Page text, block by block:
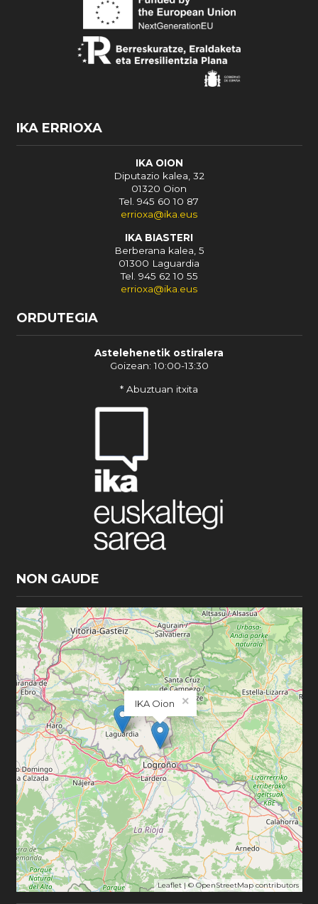
IKA ERRIOXA
IKA OION
Diputazio kalea, 32
01320 Oion
Tel. 945 60 10 87
errioxa@ika.eus
IKA BIASTERI
Berberana kalea, 5
01300 Laguardia
Tel. 945 62 10 55
errioxa@ika.eus
ORDUTEGIA
Astelehenetik ostiralera
Goizean: 10:00-13:30
* Abuztuan itxita
NON GAUDE
IKA Oion ×
Leaflet| © OpenStreetMapcontributors